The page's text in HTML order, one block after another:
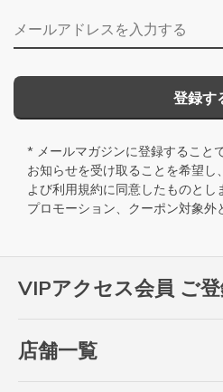
VIPアクセス会員 ご
店舗一覧
メールアドレス
登録す
* メールマガジンに登録すること
お知らせを受け取ることを希望し、
よび利用規約に同意したものとし
プロモーション、クーポン対象外